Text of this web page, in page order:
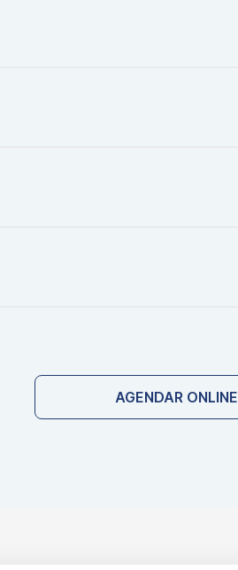
AGENDAR ONLINE